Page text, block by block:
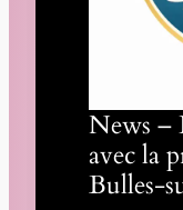
News –
avec la
Bulles-